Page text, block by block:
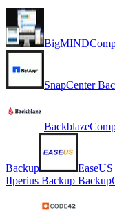
BigMIND
SnapCenter
Backblaze
Backup
IIperius Backup Backup